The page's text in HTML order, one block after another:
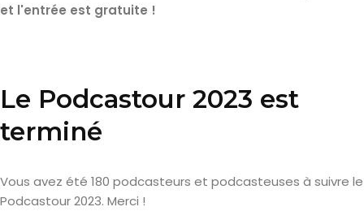
et l'entrée est gratuite !
Le Podcastour 2023 est
terminé
Vous avez été 180 podcasteurs et podcasteuses à suivre le
Podcastour 2023. Merci !